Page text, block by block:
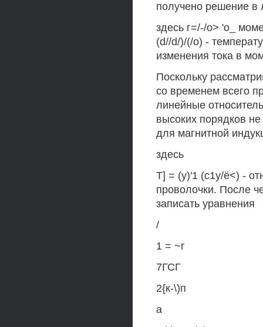
получено решение в
здесь г=/-/о> 'о_
(d//d/)/(/o) -
изменения тока в
Поскольку
со временем всего
линейные
высоких порядков
для магнитной
здесь
Т] = (у)'1 (с1у/ё<) -
проволочки. После
записать уравнения
/
1 = ~г
7ГСГ
2{к-\)п
а